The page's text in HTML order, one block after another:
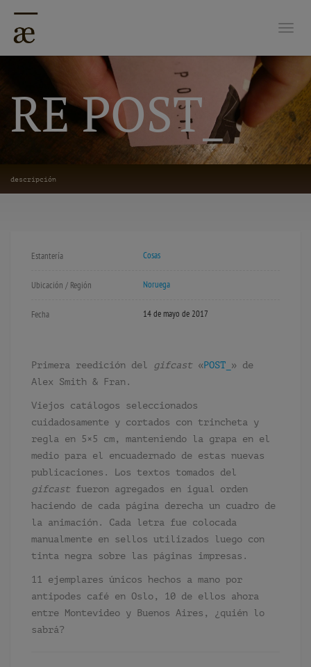
RE POST_
descripción
Estantería Cosas
Ubicación / Región Noruega
Fecha 14 de mayo de 2017
Primera reedición del gifcast«POST_ » de
Alex Smith & Fran.
Viejos catálogos seleccionados
cuidadosamente y cortados con trincheta y
regla en 5×5 cm, manteniendo la grapa en el
medio para el encuadernado de estas nuevas
publicaciones. Los textos tomados del
gifcastfueron agregados en igual orden
haciendo de cada página derecha un cuadro de
la animación. Cada letra fue colocada
manualmente en sellos utilizados luego con
tinta negra sobre las páginas impresas.
11 ejemplares únicos hechos a mano por
antipodes café en Oslo, 10 de ellos ahora
entre Montevideo y Buenos Aires, ¿quién lo
sabrá?